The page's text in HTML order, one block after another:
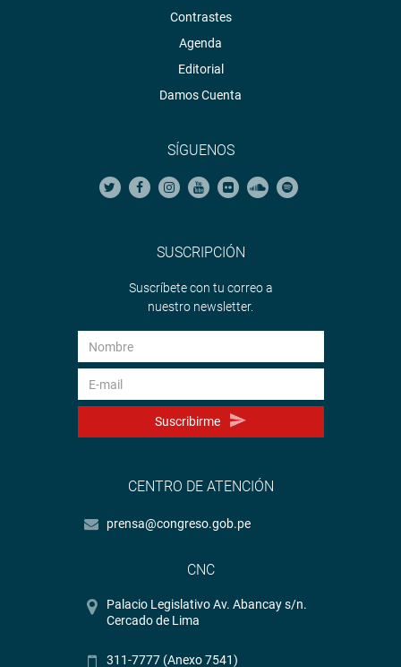
Contrastes
Agenda
Editorial
Damos Cuenta
SÍGUENOS
SUSCRIPCIÓN
Suscríbete con tu correo a
nuestro newsletter.
Suscribirme
CENTRO DE ATENCIÓN
prensa@congreso.gob.pe
CNC
Palacio Legislativo Av. Abancay s/n.
Cercado de Lima
311-7777 (Anexo 7541)